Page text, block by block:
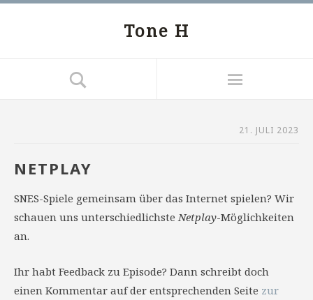
Tone H
21. JULI 2023
NETPLAY
SNES-Spiele gemeinsam über das Internet spielen? Wir
schauen uns unterschiedlichsteNetplay-Möglichkeiten
an.
Ihr habt Feedback zu Episode? Dann schreibt doch
einen Kommentar auf der entsprechenden Seite zur